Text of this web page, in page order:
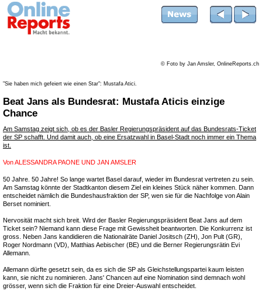
© Foto by Jan Amsler, OnlineReports.ch
"Sie haben mich gefeiert wie einen Star": Mustafa Atici.
Beat Jans als Bundesrat: Mustafa Aticis einzige
Chance
Am Samstag zeigt sich, ob es der Basler Regierungspräsident auf das Bundesrats-Ticket
der SP schafft. Und damit auch, ob eine Ersatzwahl in Basel-Stadt noch immer ein Thema
ist.
VonALESSANDRA PAONE UND JAN AMSLER
50 Jahre. 50 Jahre! So lange wartet Basel darauf, wieder im Bundesrat vertreten zu sein.
Am Samstag könnte der Stadtkanton diesem Ziel ein kleines Stück näher kommen. Dann
entscheidet nämlich die Bundeshausfraktion der SP, wen sie für die Nachfolge von Alain
Berset nominiert.
Nervosität macht sich breit. Wird der Basler Regierungspräsident Beat Jans auf dem
Ticket sein? Niemand kann diese Frage mit Gewissheit beantworten. Die Konkurrenz ist
gross. Neben Jans kandidieren die Nationalräte Daniel Jositsch (ZH), Jon Pult (GR),
Roger Nordmann (VD), Matthias Aebischer (BE) und die Berner Regierungsrätin Evi
Allemann.
Allemann dürfte gesetzt sein, da es sich die SP als Gleichstellungspartei kaum leisten
kann, sie nicht zu nominieren. Jans' Chancen auf eine Nomination sind demnach wohl
grösser, wenn sich die Fraktion für eine Dreier-Auswahl entscheidet.